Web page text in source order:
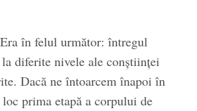
în felul următor: întregul
diferite nivele ale conștiinței
Dacă ne întoarcem înapoi în
loc prima etapă a corpului de